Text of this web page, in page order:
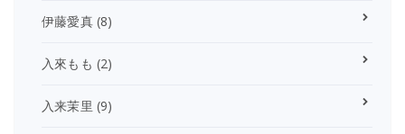
伊藤愛真(8)
入來もも (2)
入来茉里 (9)